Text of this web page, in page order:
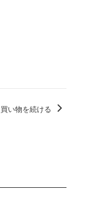
買い物を続ける